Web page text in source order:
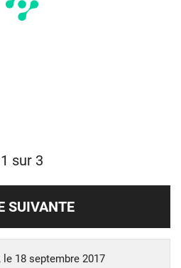
1 sur 3
SUIVANTE
, le 18 septembre 2017